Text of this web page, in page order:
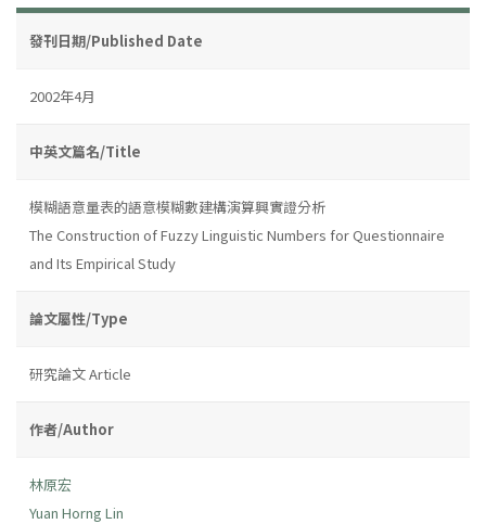
發刊日期/Published Date
2002年4月
中英文篇名/Title
模糊語意量表的語意模糊數建構演算興實證分析
The Construction of Fuzzy Linguistic Numbers for Questionnaire
and Its Empirical Study
論文屬性/Type
研究論文 Article
作者/Author
林原宏
Yuan Horng Lin